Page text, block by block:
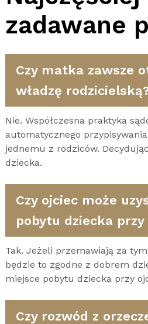
zadawane
Czy matka zawsze
władzę
Nie. Współczesna praktyka
automatycznego
jednemu z rodziców.
dziecka.
Czy ojciec może
pobytu dziecka przy
Tak. Jeżeli przemawiają za
będzie to zgodne z dobrem
miejsce pobytu dziecka przy
Czy rozwód z